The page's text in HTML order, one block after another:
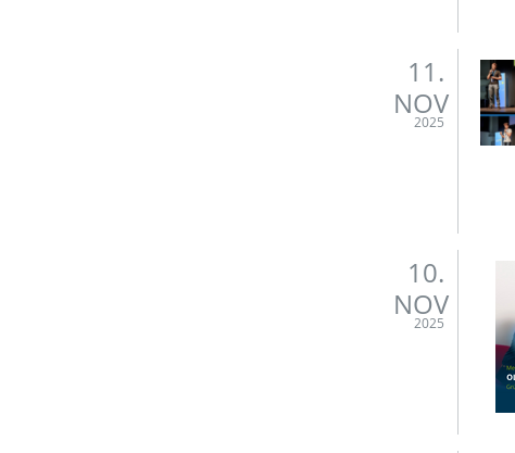
11.
NOV
2025
10.
NOV
2025